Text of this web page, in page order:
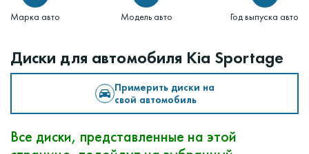
Марка авто Модель авто Год выпуска авто
Диски для автомобиля Kia Sportage
Примерить диски на
свой автомобиль
Все диски, представленные на этой